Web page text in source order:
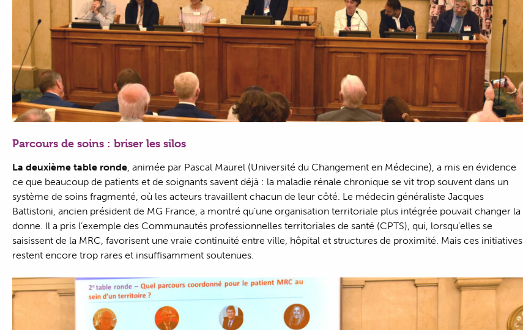
Parcours de soins : briser les silos
La deuxième table ronde , animée par Pascal Maurel (Université du Changement en Médecine), a mis en évidence
ce que beaucoup de patients et de soignants savent déjà : la maladie rénale chronique se vit trop souvent dans un
système de soins fragmenté, où les acteurs travaillent chacun de leur côté. Le médecin généraliste Jacques
Battistoni, ancien président de MG France, a montré qu’une organisation territoriale plus intégrée pouvait changer la
donne. Il a pris l’exemple des Communautés professionnelles territoriales de santé (CPTS), qui, lorsqu’elles se
saisissent de la MRC, favorisent une vraie continuité entre ville, hôpital et structures de proximité. Mais ces initiatives
restent encore trop rares et insuffisamment soutenues.